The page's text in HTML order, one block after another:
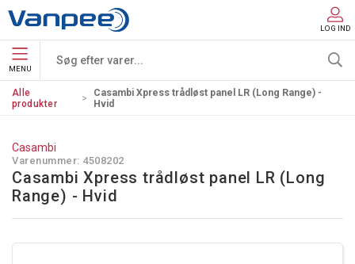
LOG IND
MENU
Alle
produkter
Casambi Xpress trådløst panel LR (Long Range) -
Hvid
Casambi
Varenummer: 4508202
Casambi Xpress trådløst panel LR (Long
Range) - Hvid